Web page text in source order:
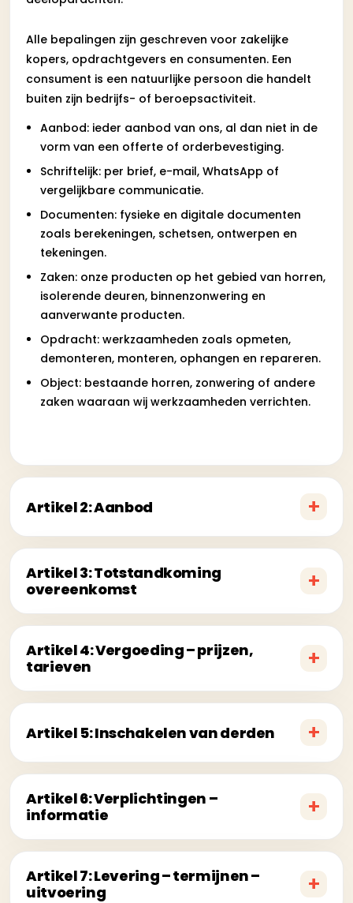
Alle bepalingen zijn geschreven voor zakelijke
kopers, opdrachtgevers en consumenten. Een
consument is een natuurlijke persoon die handelt
buiten zijn bedrijfs- of beroepsactiviteit.
Aanbod: ieder aanbod van ons, al dan niet in de
vorm van een offerte of orderbevestiging.
Schriftelijk: per brief, e-mail, WhatsApp of
vergelijkbare communicatie.
Documenten: fysieke en digitale documenten
zoals berekeningen, schetsen, ontwerpen en
tekeningen.
Zaken: onze producten op het gebied van horren,
isolerende deuren, binnenzonwering en
aanverwante producten.
Opdracht: werkzaamheden zoals opmeten,
demonteren, monteren, ophangen en repareren.
Object: bestaande horren, zonwering of andere
zaken waaraan wij werkzaamheden verrichten.
Artikel 2: Aanbod
Artikel 3: Totstandkoming
overeenkomst
Artikel 4: Vergoeding – prijzen,
tarieven
Artikel 5: Inschakelen van derden
Artikel 6: Verplichtingen –
informatie
Artikel 7: Levering – termijnen –
uitvoering